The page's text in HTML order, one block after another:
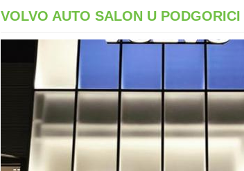
VOLVO AUTO SALON U PODGORICI